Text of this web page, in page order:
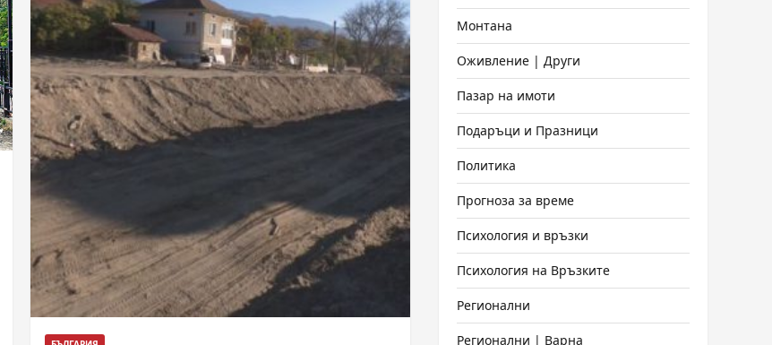
Монтана
Оживление | Други
Пазар на имоти
Подаръци и Празници
Политика
Прогноза за време
Психология и връзки
Психология на Връзките
Регионални
Регионални | Варна